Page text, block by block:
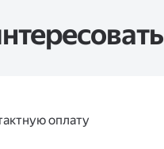
оплату